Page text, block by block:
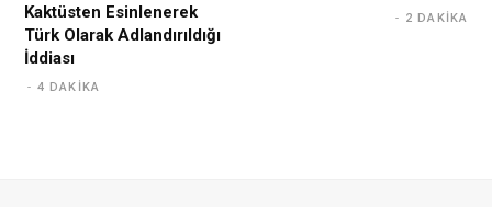
Kaktüsten Esinlenerek
Türk Olarak Adlandırıldığı
İddiası
4 DAKIKA
2 DAKIKA